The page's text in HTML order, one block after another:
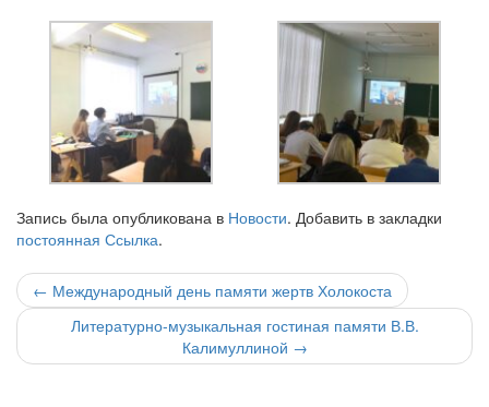
Запись была опубликована в Новости. Добавить в закладки
постоянная Ссылка.
Навигация
по
записи
← Международный день памяти жертв Холокоста
Литературно-музыкальная гостиная памяти В.В.
Калимуллиной →